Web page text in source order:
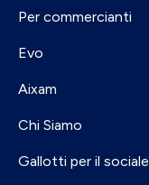
Per commercianti
Evo
Aixam
Chi Siamo
Gallotti per il sociale